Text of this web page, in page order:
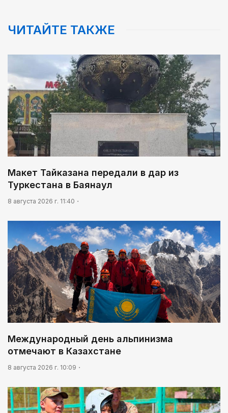
открытым небом
В Астане отметят День молодежи фестивалем
JASTAR DAY
ЧИТАЙТЕ ТАКЖЕ
Макет Тайказана передали в дар из
Туркестана в Баянаул
8 августа 2026 г. 11:40
Международный день альпинизма
отмечают в Казахстане
8 августа 2026 г. 10:09